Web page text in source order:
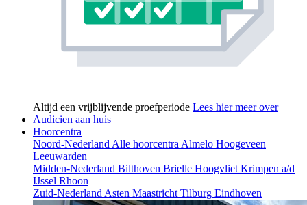
Altijd een vrijblijvende proefperiode Lees hier meer over
Audicien aan huis
Hoorcentra
Noord-Nederland Alle hoorcentra Almelo Hoogeveen
Leeuwarden
Midden-Nederland Bilthoven Brielle Hoogvliet Krimpen a/d
IJssel Rhoon
Zuid-Nederland Asten Maastricht Tilburg Eindhoven